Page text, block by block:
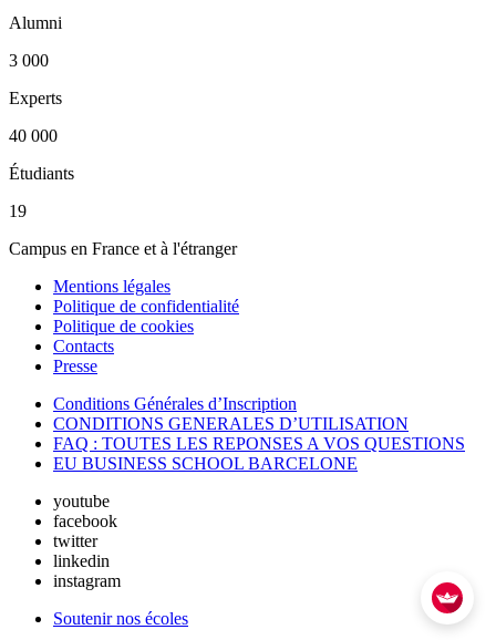
Alumni
3 000
Experts
40 000
Étudiants
19
Campus en France et à l'étranger
Mentions légales
Politique de confidentialité
Politique de cookies
Contacts
Presse
Conditions Générales d’Inscription
CONDITIONS GENERALES D’UTILISATION
FAQ : TOUTES LES REPONSES A VOS QUESTIONS
EU BUSINESS SCHOOL BARCELONE
youtube
facebook
twitter
linkedin
instagram
Soutenir nos écoles